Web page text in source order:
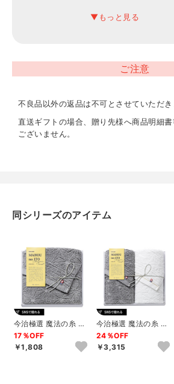
重量
ご注意
不良品以外の返品は不可とさせていただき
直送ギフトの場合、贈り先様へ商品明細
ございません。
同シリーズのアイテム
今治極選 魔法の糸 フ
ェイスタオル（グレ
ー）
17％OFF
￥1,808
今治極選 魔法の糸 フ
ェイスタオル2P
24％OFF
￥3,315